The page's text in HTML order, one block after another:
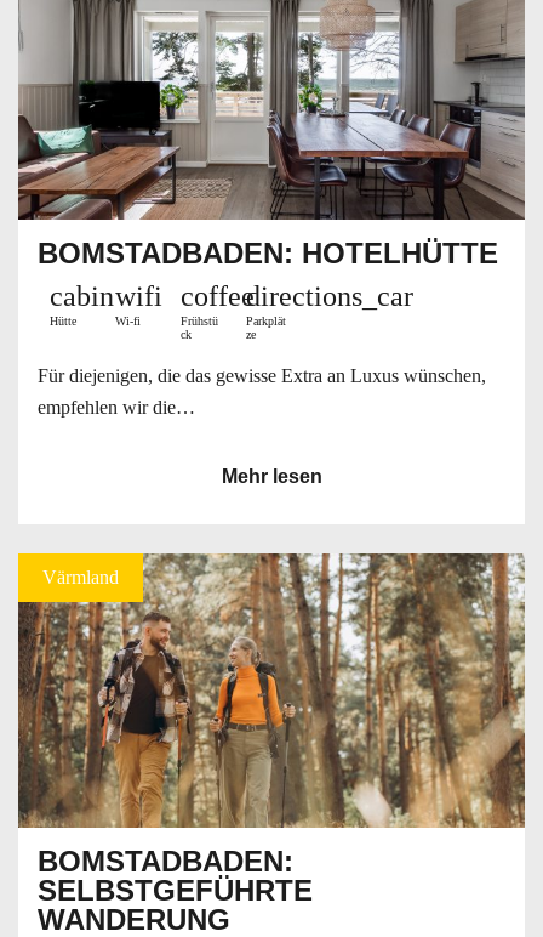
BOMSTADBADEN: HOTELHÜTTE
cabin
Hütte
wifi
Wi-fi
coffee
Frühstü
ck
directions_car
Parkplät
ze
Für diejenigen, die das gewisse Extra an Luxus wünschen,
empfehlen wir die…
Mehr lesen
Värmland
BOMSTADBADEN:
SELBSTGEFÜHRTE
WANDERUNG